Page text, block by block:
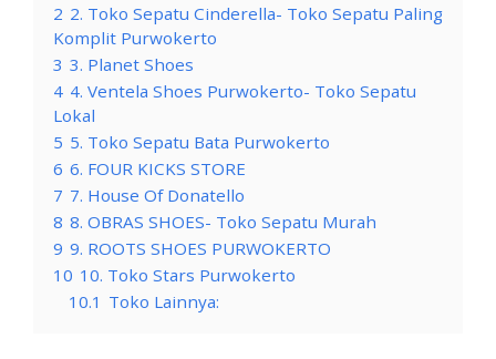
2 2. Toko Sepatu Cinderella- Toko Sepatu Paling
Komplit Purwokerto
3 3. Planet Shoes
4 4. Ventela Shoes Purwokerto- Toko Sepatu
Lokal
5 5. Toko Sepatu Bata Purwokerto
6 6. FOUR KICKS STORE
7 7. House Of Donatello
8 8. OBRAS SHOES- Toko Sepatu Murah
9 9. ROOTS SHOES PURWOKERTO
10 10. Toko Stars Purwokerto
10.1 Toko Lainnya: